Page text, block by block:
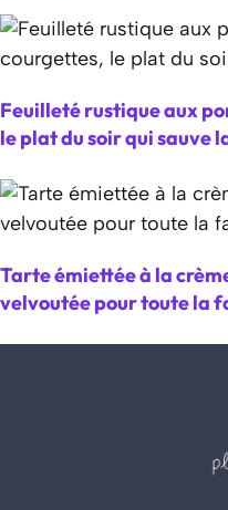
Feuilleté rustique aux
le plat du soir qui sauve
Tarte émiettée à la
velvoutée pour toute la